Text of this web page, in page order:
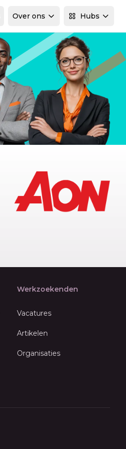
Over ons Hubs
Werkzoekenden
Vacatures
Artikelen
Organisaties